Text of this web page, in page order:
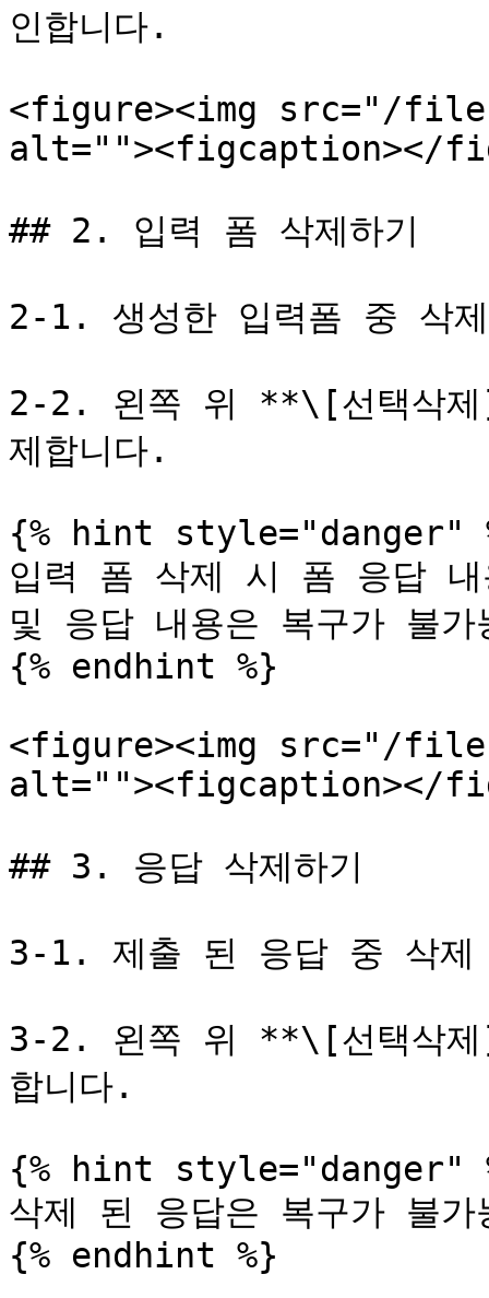
인합니다.
<figure><img src="/files/
alt=""><figcaption></
## 2. 입력 폼 삭제하기
2-1. 생성한 입력폼 중 삭
2-2. 왼쪽 위 **\[선택삭제
제합니다.
{% hint style="danger"
입력 폼 삭제 시 폼 응답
및 응답 내용은 복구가 불가
{% endhint %}
<figure><img src="/files/
alt=""><figcaption></
## 3. 응답 삭제하기
3-1. 제출 된 응답 중 삭제
3-2. 왼쪽 위 **\[선택삭제
합니다.
{% hint style="danger"
삭제 된 응답은 복구가 불
{% endhint %}